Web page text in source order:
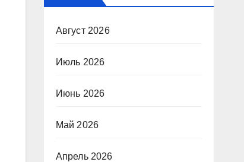
Август 2026
Июль 2026
Июнь 2026
Май 2026
Апрель 2026